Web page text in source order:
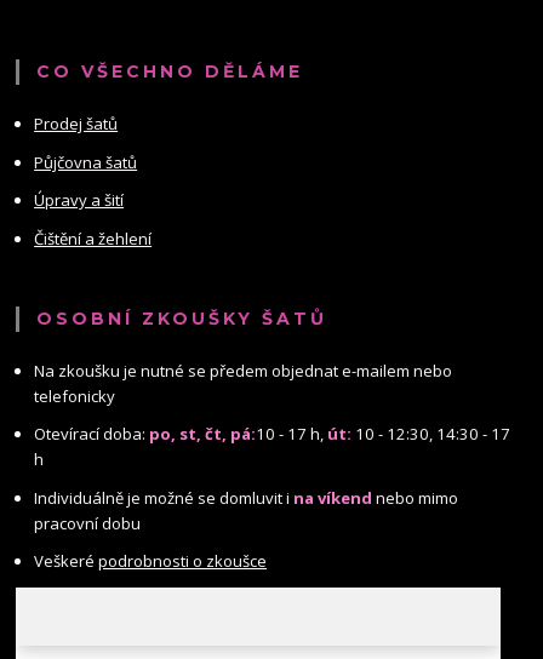
CO VŠECHNO DĚLÁME
Prodej šatů
Půjčovna šatů
Úpravy a šití
Čištění a žehlení
OSOBNÍ ZKOUŠKY ŠATŮ
Na zkoušku je nutné se předem objednat e-mailem nebo
telefonicky
Otevírací doba: po, st, čt, pá:10 - 17 h, út: 10 - 12:30, 14:30 - 17
h
Individuálně je možné se domluvit i na víkend nebo mimo
pracovní dobu
Veškerépodrobnosti o zkoušce